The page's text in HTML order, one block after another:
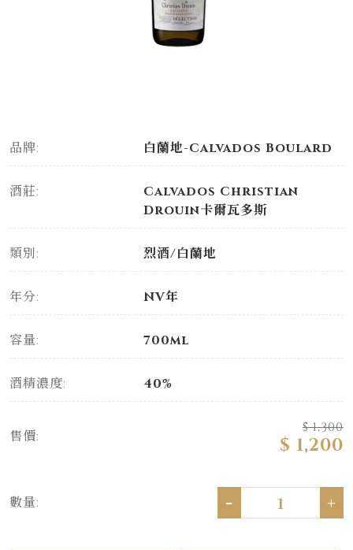
品牌: 白蘭地-Calvados Boulard
酒莊:
Calvados Christian
Drouin卡爾瓦多斯
類別: 烈酒/白蘭地
年分: NV年
容量: 700ml
酒精濃度: 40%
售價:
$ 1,300
$ 1,200
數量: - +